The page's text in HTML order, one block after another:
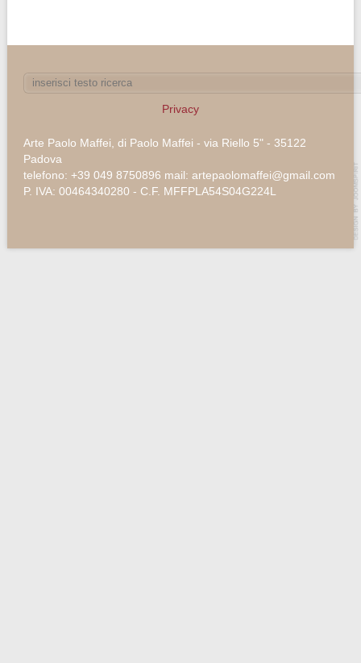
Privacy
Arte Paolo Maffei, di Paolo Maffei - via Riello 5" - 35122
Padova
telefono: +39 049 8750896 mail: artepaolomaffei@gmail.com
P. IVA: 00464340280 - C.F. MFFPLA54S04G224L